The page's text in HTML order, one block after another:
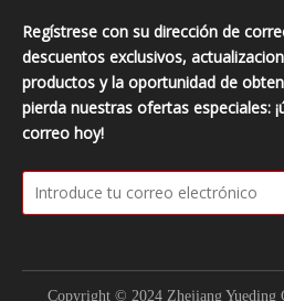
Regístrese con su dirección de
descuentos exclusivos,
productos y la oportunidad de
pierda nuestras ofertas especiales:
correo hoy!
Copyright © 2024 Zhejiang Yueding